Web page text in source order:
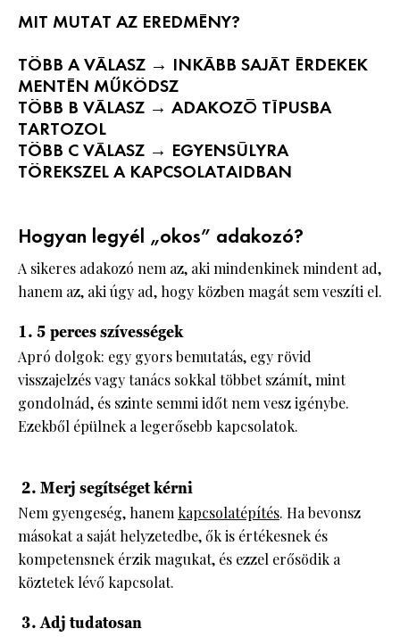
MIT MUTAT AZ EREDMÉNY?
TÖBB A VÁLASZ → INKÁBB SAJÁT ÉRDEKEK
MENTÉN MŰKÖDSZ
TÖBB B VÁLASZ → ADAKOZÓ TÍPUSBA
TARTOZOL
TÖBB C VÁLASZ → EGYENSÚLYRA
TÖREKSZEL A KAPCSOLATAIDBAN
Hogyan legyél „okos” adakozó?
A sikeres adakozó nem az, aki mindenkinek mindent ad,
hanem az, aki úgy ad, hogy közben magát sem veszíti el.
1. 5 perces szívességek
Apró dolgok: egy gyors bemutatás, egy rövid
visszajelzés vagy tanács sokkal többet számít, mint
gondolnád, és szinte semmi időt nem vesz igénybe.
Ezekből épülnek a legerősebb kapcsolatok.
2. Merj segítséget kérni
Nem gyengeség, hanem kapcsolatépítés. Ha bevonsz
másokat a saját helyzetedbe, ők is értékesnek és
kompetensnek érzik magukat, és ezzel erősödik a
köztetek lévő kapcsolat.
3. Adj tudatosan